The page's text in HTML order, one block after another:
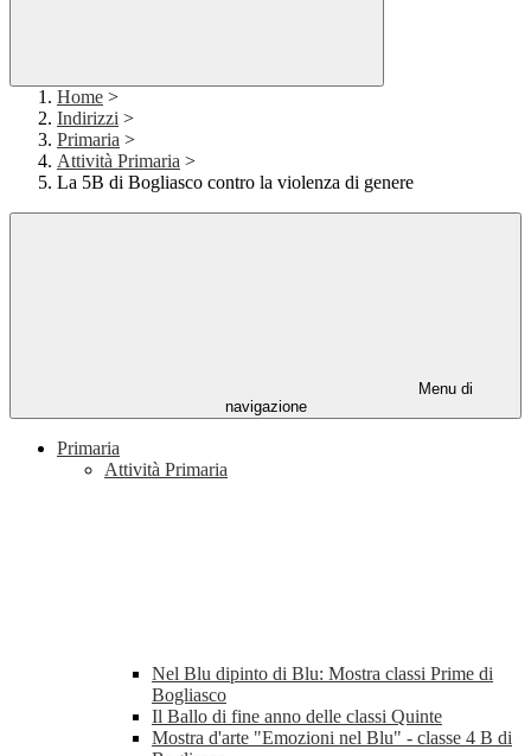
Home >
Indirizzi >
Primaria >
Attività Primaria >
La 5B di Bogliasco contro la violenza di genere
Menu di
navigazione
Primaria
Attività Primaria
Nel Blu dipinto di Blu: Mostra classi Prime di
Bogliasco
Il Ballo di fine anno delle classi Quinte
Mostra d'arte "Emozioni nel Blu" - classe 4 B di